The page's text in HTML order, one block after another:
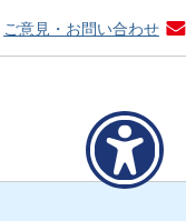
ご意見・お問い合わせ